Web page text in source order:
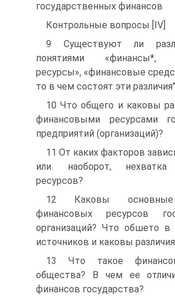
государственных финансов
Контрольные вопросы [IV]
9 Существуют ли
понятиями «финансы*,
ресурсы», «финансовые
то в чем состоят эти
10 Что общего и каковы
финансовыми ресурсами
предприятий (организаций)?
11 От каких факторов
или. наоборот, нехватка
ресурсов?
12 Каковы основные
финансовых ресурсов
организаций? Что обшето в
источников и каковы
13 Что такое
общества? В чем ее
финансов государства?